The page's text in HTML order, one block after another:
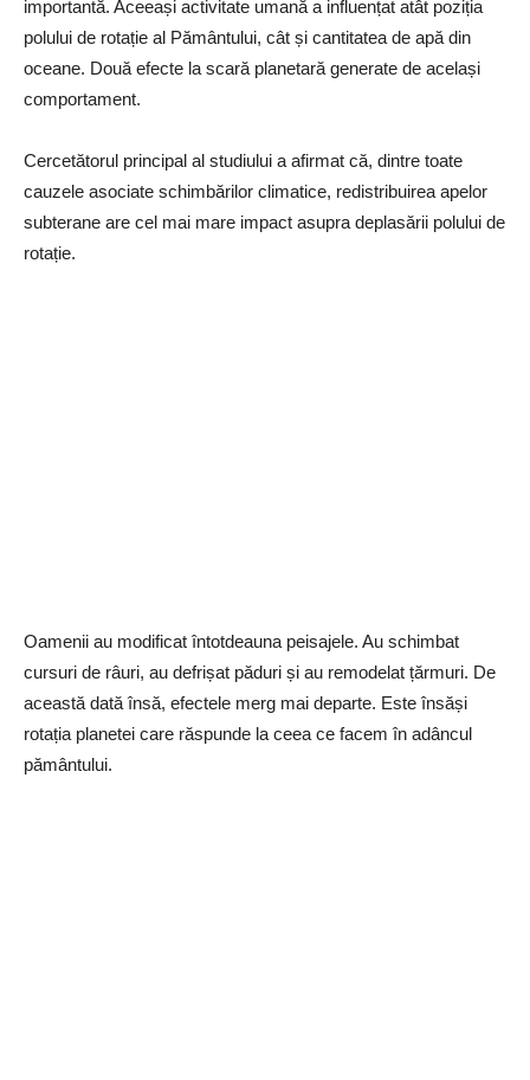
importantă. Aceeași activitate umană a influențat atât poziția
polului de rotație al Pământului, cât și cantitatea de apă din
oceane. Două efecte la scară planetară generate de același
comportament.
Cercetătorul principal al studiului a afirmat că, dintre toate
cauzele asociate schimbărilor climatice, redistribuirea apelor
subterane are cel mai mare impact asupra deplasării polului de
rotație.
Oamenii au modificat întotdeauna peisajele. Au schimbat
cursuri de râuri, au defrișat păduri și au remodelat țărmuri. De
această dată însă, efectele merg mai departe. Este însăși
rotația planetei care răspunde la ceea ce facem în adâncul
pământului.